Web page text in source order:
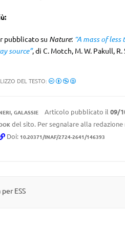
pubblicato su Nature: “A mass of
source”, di C. Motch, M. W. Pakull,
DEL TESTO:
, GALASSIE Articolo pubblicato il 09/
del sito. Per segnalare alla
Doi: 10.20371/INAF/2724-2641/146393
ESS